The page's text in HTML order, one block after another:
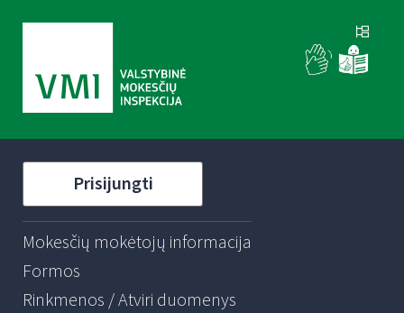
Prisijungti
Mokesčių mokėtojų informacija
Formos
Rinkmenos / Atviri duomenys